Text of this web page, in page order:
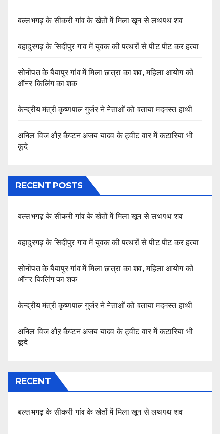
बल्लभगढ़ के सीकरी गांव के खेतों में मिला खून से लथपथ शव
बहादुरगढ़ के सिदीपुर गांव में युवक की पत्थरों से पीट पीट कर हत्या
सोनीपत के बैयापुर गांव में मिला छात्रा का शव, महिला आयोग को
ऑनर किलिंग का शक
केन्द्रीय मंत्री कृष्णपाल गुर्जर ने नेताओं को बताया मदमस्त हाथी
अनिल विज औऱ कैप्टन अजय यादव के ट्वीट वार में कटारिया भी
कूदे
RECENT POSTS
बल्लभगढ़ के सीकरी गांव के खेतों में मिला खून से लथपथ शव
बहादुरगढ़ के सिदीपुर गांव में युवक की पत्थरों से पीट पीट कर हत्या
सोनीपत के बैयापुर गांव में मिला छात्रा का शव, महिला आयोग को
ऑनर किलिंग का शक
केन्द्रीय मंत्री कृष्णपाल गुर्जर ने नेताओं को बताया मदमस्त हाथी
अनिल विज औऱ कैप्टन अजय यादव के ट्वीट वार में कटारिया भी
कूदे
RECENT
बल्लभगढ़ के सीकरी गांव के खेतों में मिला खून से लथपथ शव